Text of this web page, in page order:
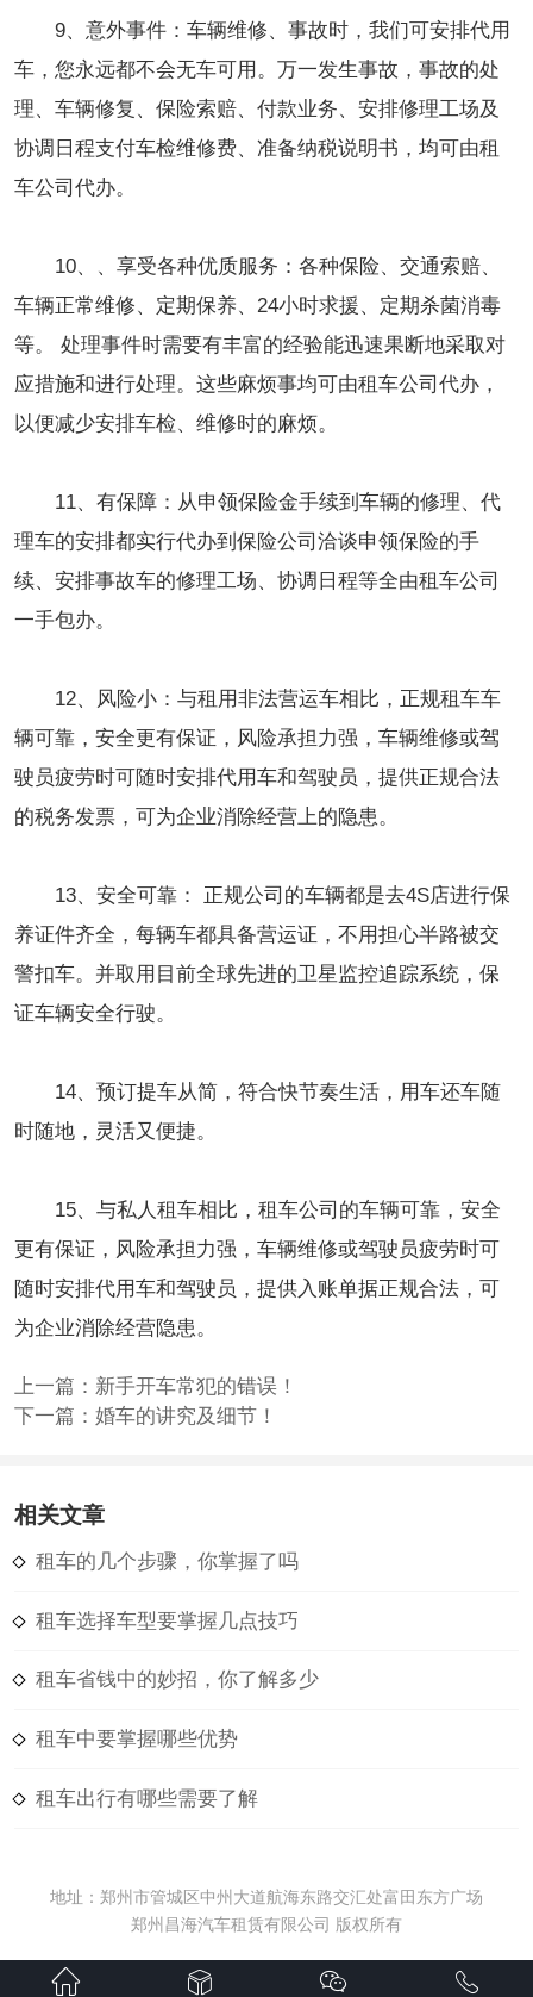
9、意外事件：车辆维修、事故时，我们可安排代用
车，您永远都不会无车可用。万一发生事故，事故的处
理、车辆修复、保险索赔、付款业务、安排修理工场及
协调日程支付车检维修费、准备纳税说明书，均可由租
车公司代办。
10、、享受各种优质服务：各种保险、交通索赔、
车辆正常维修、定期保养、24小时求援、定期杀菌消毒
等。 处理事件时需要有丰富的经验能迅速果断地采取对
应措施和进行处理。这些麻烦事均可由租车公司代办，
以便减少安排车检、维修时的麻烦。
11、有保障：从申领保险金手续到车辆的修理、代
理车的安排都实行代办到保险公司洽谈申领保险的手
续、安排事故车的修理工场、协调日程等全由租车公司
一手包办。
12、风险小：与租用非法营运车相比，正规租车车
辆可靠，安全更有保证，风险承担力强，车辆维修或驾
驶员疲劳时可随时安排代用车和驾驶员，提供正规合法
的税务发票，可为企业消除经营上的隐患。
13、安全可靠： 正规公司的车辆都是去4S店进行保
养证件齐全，每辆车都具备营运证，不用担心半路被交
警扣车。并取用目前全球先进的卫星监控追踪系统，保
证车辆安全行驶。
14、预订提车从简，符合快节奏生活，用车还车随
时随地，灵活又便捷。
15、与私人租车相比，租车公司的车辆可靠，安全
更有保证，风险承担力强，车辆维修或驾驶员疲劳时可
随时安排代用车和驾驶员，提供入账单据正规合法，可
为企业消除经营隐患。
上一篇： 新手开车常犯的错误！
下一篇： 婚车的讲究及细节！
相关文章
租车的几个步骤，你掌握了吗
租车选择车型要掌握几点技巧
租车省钱中的妙招，你了解多少
租车中要掌握哪些优势
租车出行有哪些需要了解
地址：郑州市管城区中州大道航海东路交汇处富田东方广场
郑州昌海汽车租赁有限公司 版权所有